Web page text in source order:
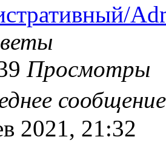
Просмотры
2021, 21:32